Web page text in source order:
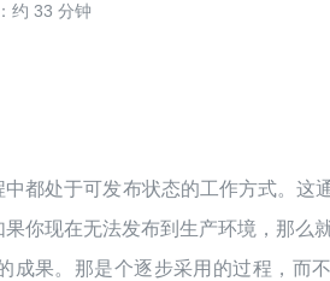
约 33 分钟
都处于可发布状态的工作方式。这
你现在无法发布到生产环境，那么
成果。那是个逐步采用的过程，而